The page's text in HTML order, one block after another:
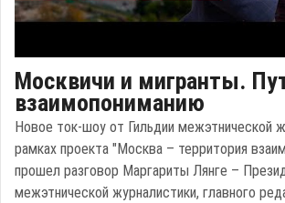
Москвичи и мигранты.
взаимопониманию
Новое ток-шоу от Гильдии межэтнической
рамках проекта "Москва – территория
прошел разговор Маргариты Лянге –
межэтнической журналистики, главного